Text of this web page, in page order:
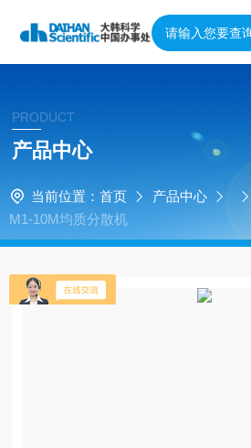
PRODUCT
产品中心
当前位置： 首页 产品中心
M1-10M均质分散机